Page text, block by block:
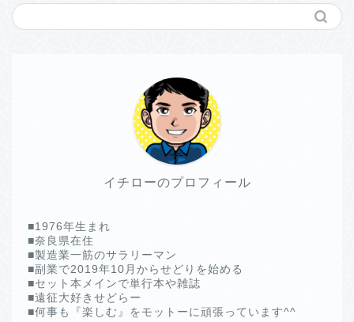
イチローのプロフィール
■1976年生まれ
■奈良県在住
■製造業一筋のサラリーマン
■副業で2019年10月からせどりを始める
■セット本メインで単行本や雑誌
■遠征大好きせどらー
■何事も『楽しむ』をモットーに頑張っています^^